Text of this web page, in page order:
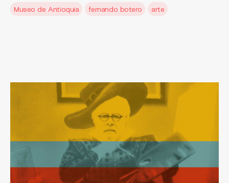
Museo de Antioquia
fernando botero arte